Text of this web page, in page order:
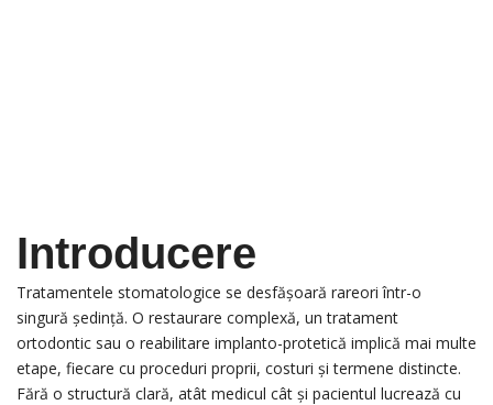
Introducere
Tratamentele stomatologice se desfășoară rareori într-o
singură ședință. O restaurare complexă, un tratament
ortodontic sau o reabilitare implanto-protetică implică mai multe
etape, fiecare cu proceduri proprii, costuri și termene distincte.
Fără o structură clară, atât medicul cât și pacientul lucrează cu